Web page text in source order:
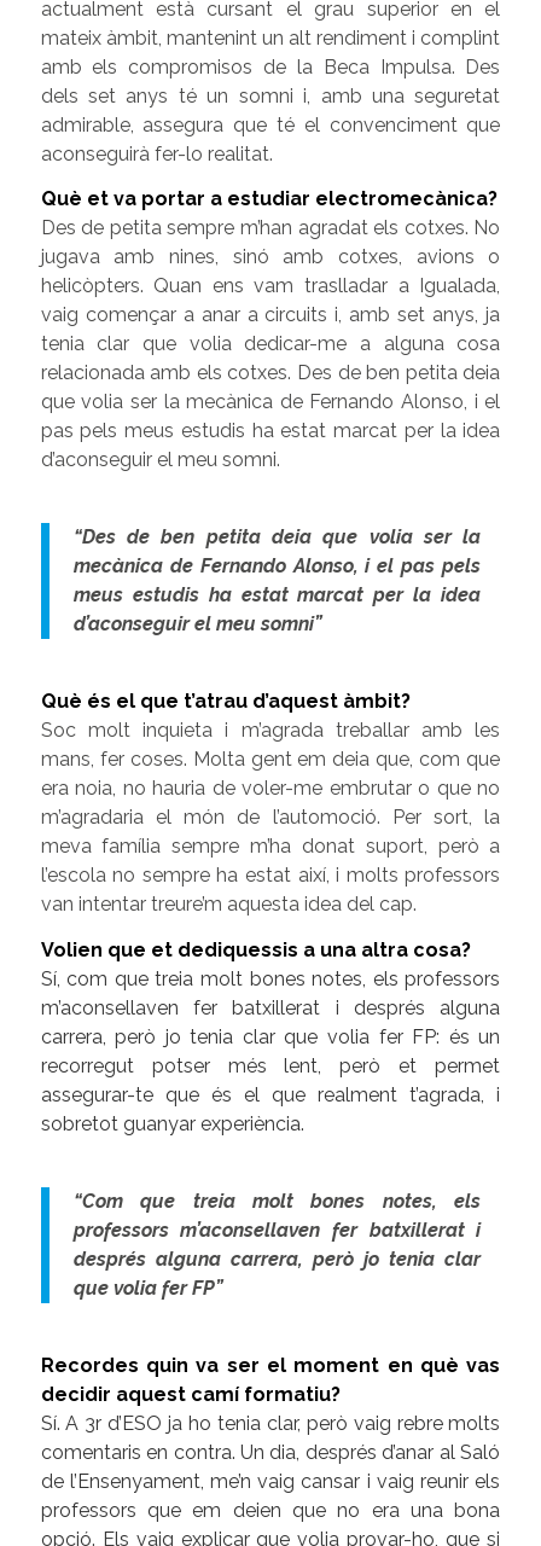
actualment està cursant el grau superior en el
mateix àmbit, mantenint un alt rendiment i complint
amb els compromisos de la Beca Impulsa. Des
dels set anys té un somni i, amb una seguretat
admirable, assegura que té el convenciment que
aconseguirà fer-lo realitat.
Què et va portar a estudiar electromecànica?
Des de petita sempre m’han agradat els cotxes. No
jugava amb nines, sinó amb cotxes, avions o
helicòpters. Quan ens vam traslladar a Igualada,
vaig començar a anar a circuits i, amb set anys, ja
tenia clar que volia dedicar-me a alguna cosa
relacionada amb els cotxes. Des de ben petita deia
que volia ser la mecànica de Fernando Alonso, i el
pas pels meus estudis ha estat marcat per la idea
d’aconseguir el meu somni.
“Des de ben petita deia que volia ser la
mecànica de Fernando Alonso, i el pas pels
meus estudis ha estat marcat per la idea
d’aconseguir el meu somni”
Què és el que t’atrau d’aquest àmbit?
Soc molt inquieta i m’agrada treballar amb les
mans, fer coses. Molta gent em deia que, com que
era noia, no hauria de voler-me embrutar o que no
m’agradaria el món de l’automoció. Per sort, la
meva família sempre m’ha donat suport, però a
l’escola no sempre ha estat així, i molts professors
van intentar treure’m aquesta idea del cap.
Volien que et dediquessis a una altra cosa?
Sí, com que treia molt bones notes, els professors
m’aconsellaven fer batxillerat i després alguna
carrera, però jo tenia clar que volia fer FP: és un
recorregut potser més lent, però et permet
assegurar-te que és el que realment t’agrada, i
sobretot guanyar experiència.
“Com que treia molt bones notes, els
professors m’aconsellaven fer batxillerat i
després alguna carrera, però jo tenia clar
que volia fer FP”
Recordes quin va ser el moment en què vas
decidir aquest camí formatiu?
Sí. A 3r d’ESO ja ho tenia clar, però vaig rebre molts
comentaris en contra. Un dia, després d’anar al Saló
de l’Ensenyament, me’n vaig cansar i vaig reunir els
professors que em deien que no era una bona
opció. Els vaig explicar que volia provar-ho, que si